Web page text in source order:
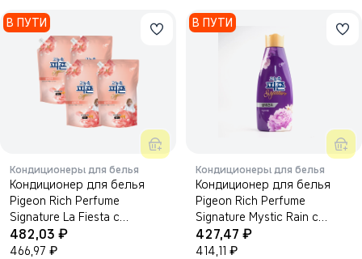
В ПУТИ
Кондиционеры для белья
Кондиционер для белья
Pigeon Rich Perfume
Signature La Fiesta с
ароматом розы и ванили
1600 мл.
482,03 ₽
466,97 ₽
В ПУТИ
Кондиционеры для белья
Кондиционер для белья
Pigeon Rich Perfume
Signature Mystic Rain с
ароматом персика и белых
цветов 1000мл.
427,47 ₽
414,11 ₽